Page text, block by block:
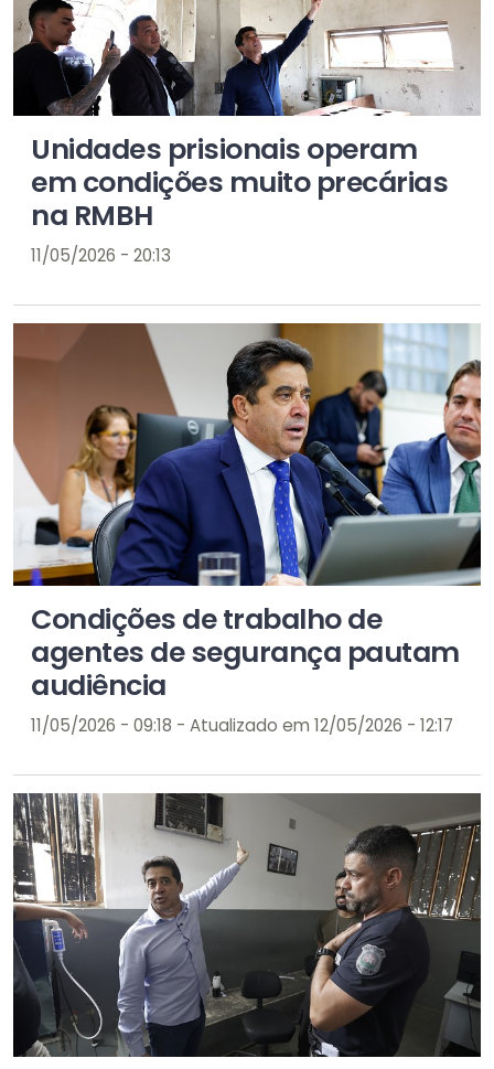
Unidades prisionais operam
em condições muito precárias
na RMBH
11/05/2026 - 20:13
Condições de trabalho de
agentes de segurança pautam
audiência
11/05/2026 - 09:18 - Atualizado em 12/05/2026 - 12:17